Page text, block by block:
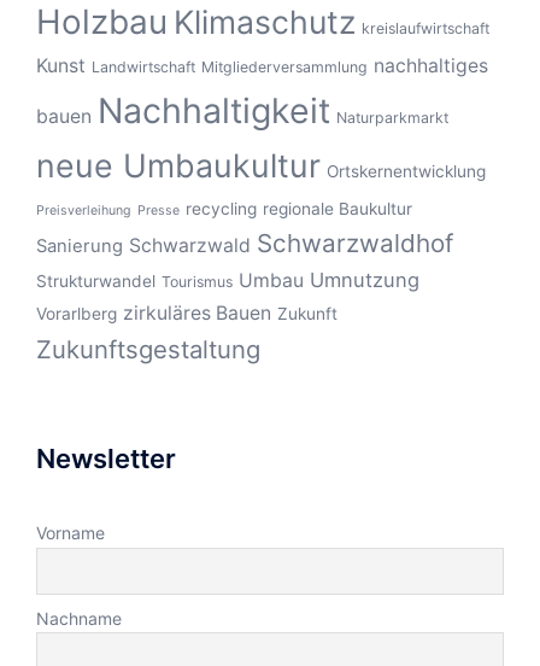
Holzbau Klimaschutz kreislaufwirtschaft
Kunst Landwirtschaft Mitgliederversammlung nachhaltiges
bauen Nachhaltigkeit Naturparkmarkt
neue Umbaukultur Ortskernentwicklung
Preisverleihung Presse recycling regionale Baukultur
Sanierung Schwarzwald Schwarzwaldhof
Strukturwandel Tourismus Umbau Umnutzung
Vorarlberg zirkuläres Bauen Zukunft
Zukunftsgestaltung
Newsletter
Vorname
Nachname